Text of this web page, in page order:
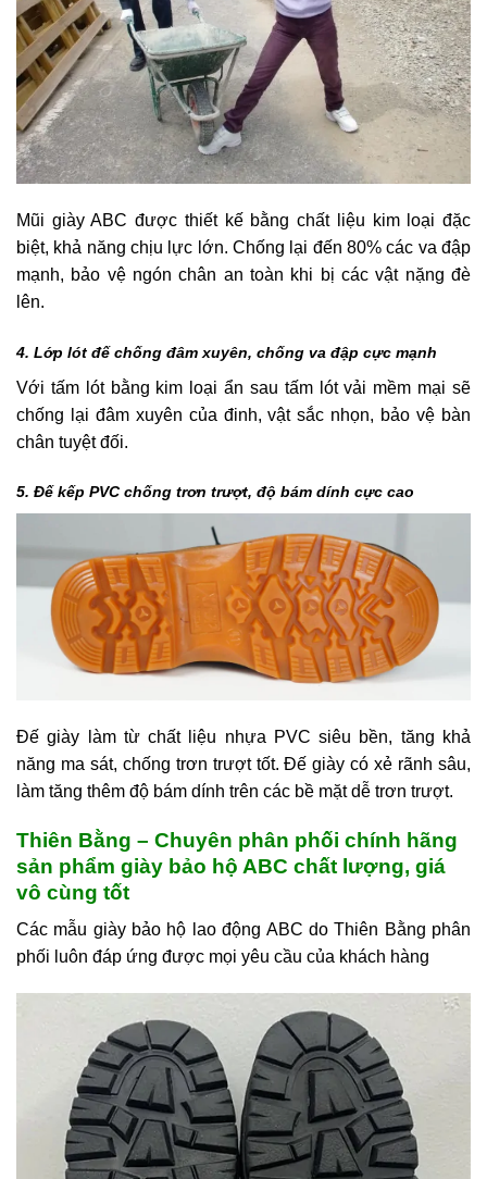
Mũi giày ABC được thiết kế bằng chất liệu kim loại đặc
biệt, khả năng chịu lực lớn. Chống lại đến 80% các va đập
mạnh, bảo vệ ngón chân an toàn khi bị các vật nặng đè
lên.
4. Lớp lót đế chống đâm xuyên, chống va đập cực mạnh
Với tấm lót bằng kim loại ẩn sau tấm lót vải mềm mại sẽ
chống lại đâm xuyên của đinh, vật sắc nhọn, bảo vệ bàn
chân tuyệt đối.
5. Đế kếp PVC chống trơn trượt, độ bám dính cực cao
Đế giày làm từ chất liệu nhựa PVC siêu bền, tăng khả
năng ma sát, chống trơn trượt tốt. Đế giày có xẻ rãnh sâu,
làm tăng thêm độ bám dính trên các bề mặt dễ trơn trượt.
Thiên Bằng – Chuyên phân phối chính hãng
sản phẩm giày bảo hộ ABC chất lượng, giá
vô cùng tốt
Các mẫu giày bảo hộ lao động ABC do Thiên Bằng phân
phối luôn đáp ứng được mọi yêu cầu của khách hàng